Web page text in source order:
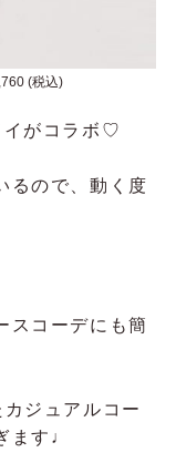
(税込)
イがコラボ♡
るので、動く度
スコーデにも簡
ジュアルコー
ます♩